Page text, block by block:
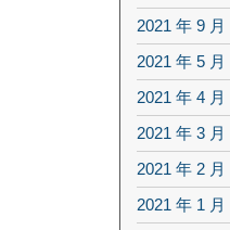
2021 年 9 月
2021 年 5 月
2021 年 4 月
2021 年 3 月
2021 年 2 月
2021 年 1 月